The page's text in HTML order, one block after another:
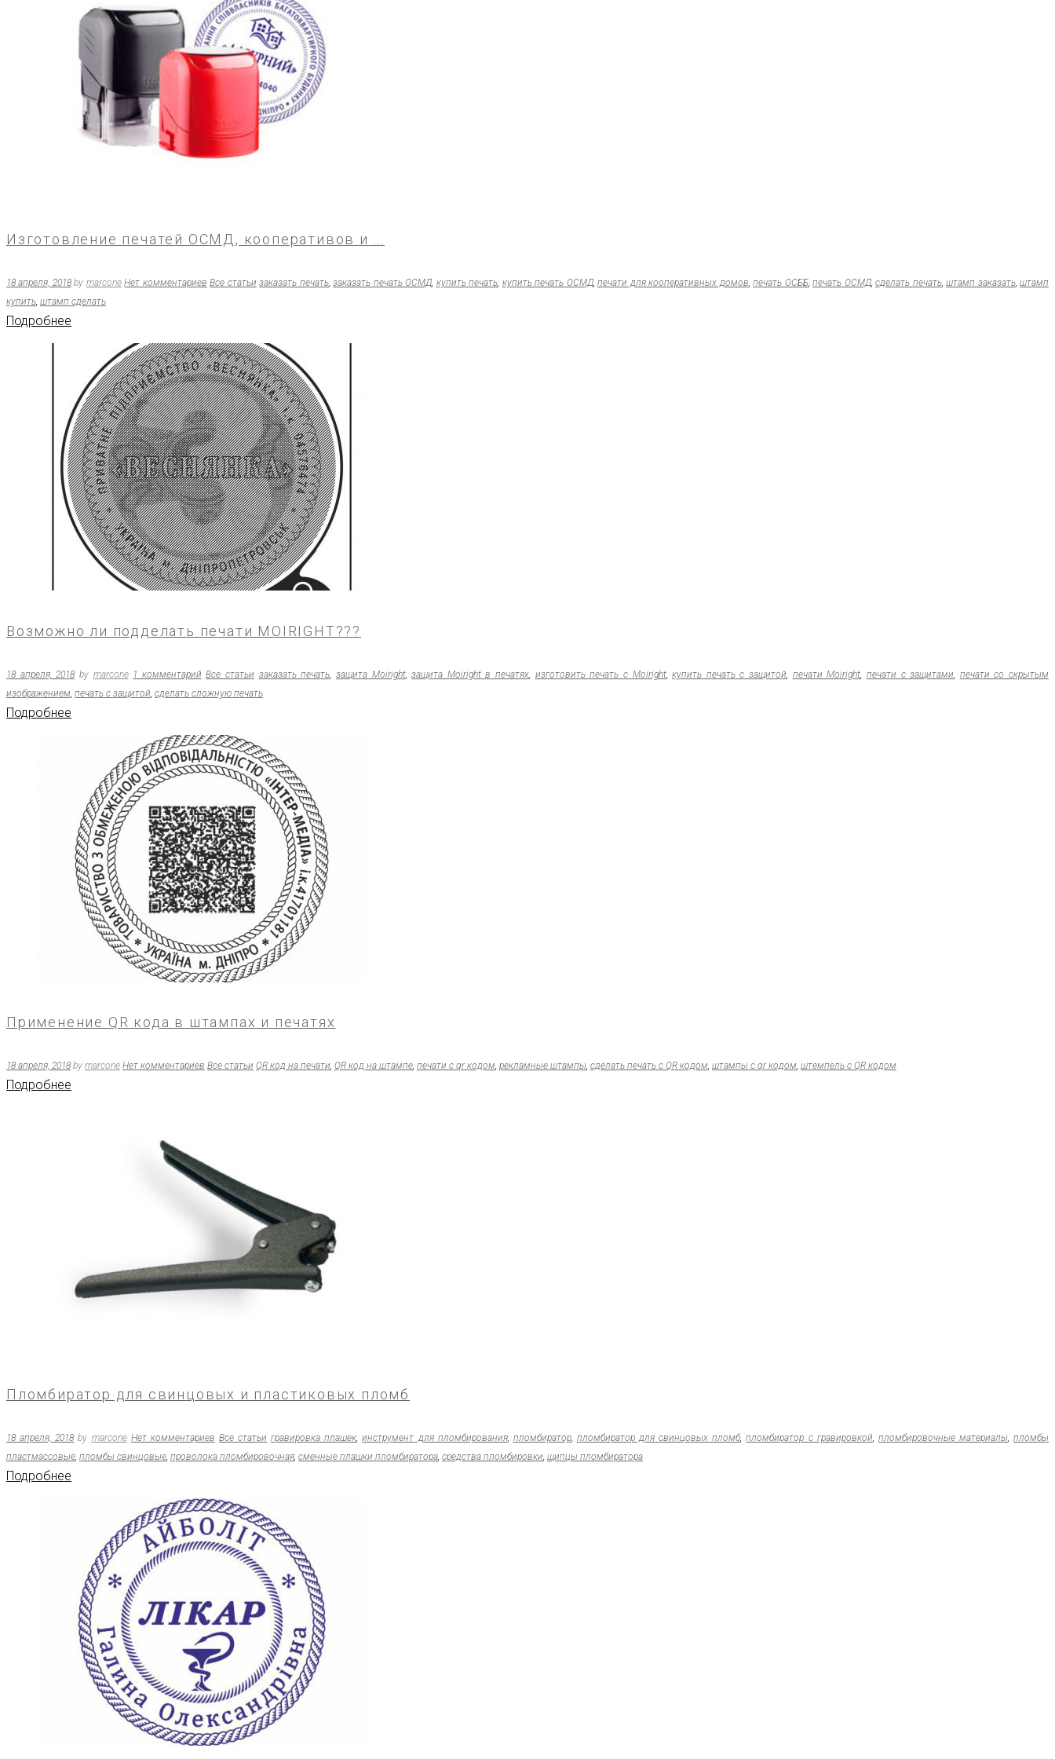
Изготовление печатей ОСМД, кооперативов и ...
18 апреля, 2018 by marcone Нет комментариев Все статьи заказать печать,заказать печать ОСМД, купить печать, купить печать ОСМД,печати для кооперативных домов,печать ОСББ,печать ОСМД,сделать печать,штамп заказать,штамп
купить, штамп сделать
Подробнее
Возможно ли подделать печати MOIRIGHT???
18 апреля, 2018 by marcone 1 комментарий Все статьи заказать печать защита Moiright,защита Moiright в печатях изготовить печать с Moiright,купить печать с защитой печати Moiright печати с защитами
печати со скрытым
изображением печать с защитой сделать сложную печать
Подробнее
Применение QR кода в штампах и печатях
18 апреля, 2018 by marcone Нет комментариев Все статьи QR код на печати QR код на штампе печати с qr кодом рекламные штампы сделать печать с QR кодом штампы с qr кодом штемпель с QR кодом
Подробнее
Пломбиратор для свинцовых и пластиковых пломб
18 апреля, 2018 by marcone Нет комментариев Все статьи гравировка плашек ,инструмент для пломбирования, пломбиратор, пломбиратор для свинцовых пломб,пломбиратор с гравировкой пломбировочные материалы, пломбы
пластмассовые пломбы свинцовые проволока пломбировочная сменные плашки пломбиратора средства пломбировки щипцы пломбиратора
Подробнее